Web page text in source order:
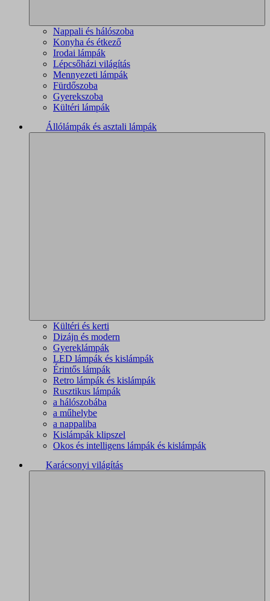
Nappali és hálószoba
Konyha és étkező
Irodai lámpák
Lépcsőházi világítás
Mennyezeti lámpák
Fürdőszoba
Gyerekszoba
Kültéri lámpák
Állólámpák és asztali lámpák
Kültéri és kerti
Dizájn és modern
Gyereklámpák
LED lámpák és kislámpák
Érintős lámpák
Retro lámpák és kislámpák
Rusztikus lámpák
a hálószobába
a műhelybe
a nappaliba
Kislámpák klipszel
Okos és intelligens lámpák és kislámpák
Karácsonyi világítás